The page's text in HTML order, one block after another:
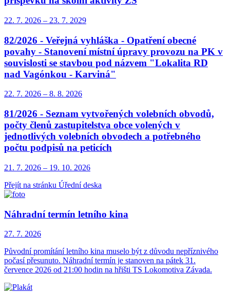
22. 7. 2026 – 23. 7. 2029
82/2026 - Veřejná vyhláška - Opatření obecné
povahy - Stanovení místní úpravy provozu na PK v
souvislosti se stavbou pod názvem "Lokalita RD
nad Vagónkou - Karviná"
22. 7. 2026 – 8. 8. 2026
81/2026 - Seznam vytvořených volebních obvodů,
počty členů zastupitelstva obce volených v
jednotlivých volebních obvodech a potřebného
počtu podpisů na peticích
21. 7. 2026 – 19. 10. 2026
Přejít na stránku Úřední deska
Náhradní termín letního kina
27. 7. 2026
Původní promítání letního kina muselo být z důvodu nepříznivého
počasí přesunuto. Náhradní termín je stanoven na pátek 31.
července 2026 od 21:00 hodin na hřišti TS Lokomotiva Závada.